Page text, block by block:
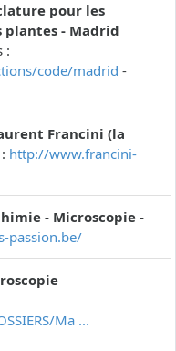
pour les
plantes - Madrid
:
code/madrid -
Francini (la
: http://www.francini-
- Microscopie -
passion.be/
Ma ...